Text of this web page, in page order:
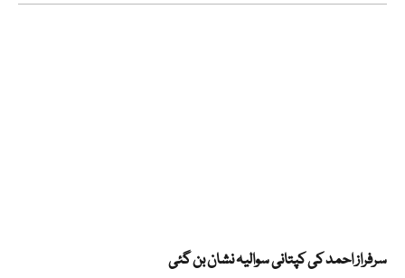
سرفراز احمد کی کپتانی سوالیہ نشان بن گئی